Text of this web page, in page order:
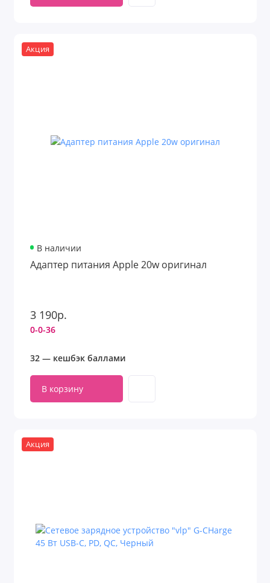
Акция
В наличии
Адаптер питания Apple 20w оригинал
3 190р.
0-0-36
32 — кешбэк баллами
В корзину
Акция